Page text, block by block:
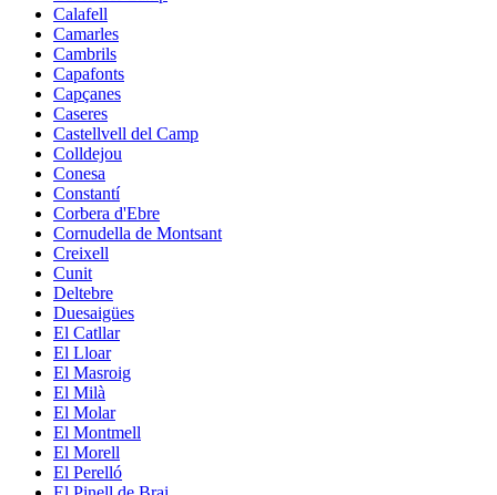
Calafell
Camarles
Cambrils
Capafonts
Capçanes
Caseres
Castellvell del Camp
Colldejou
Conesa
Constantí
Corbera d'Ebre
Cornudella de Montsant
Creixell
Cunit
Deltebre
Duesaigües
El Catllar
El Lloar
El Masroig
El Milà
El Molar
El Montmell
El Morell
El Perelló